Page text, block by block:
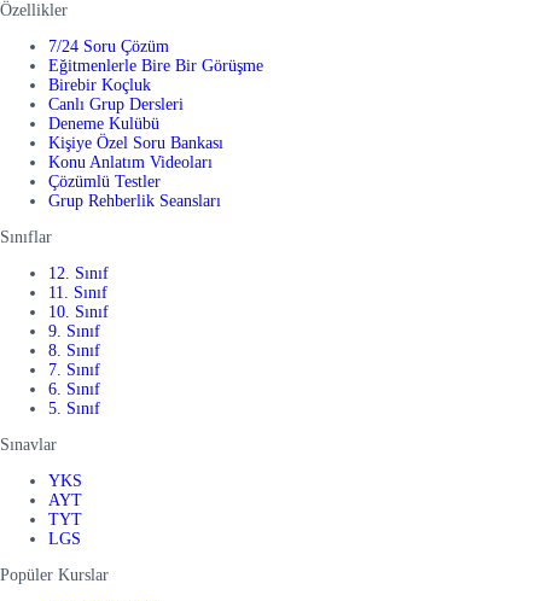
Özellikler
7/24 Soru Çözüm
Eğitmenlerle Bire Bir Görüşme
Birebir Koçluk
Canlı Grup Dersleri
Deneme Kulübü
Kişiye Özel Soru Bankası
Konu Anlatım Videoları
Çözümlü Testler
Grup Rehberlik Seansları
Sınıflar
12. Sınıf
11. Sınıf
10. Sınıf
9. Sınıf
8. Sınıf
7. Sınıf
6. Sınıf
5. Sınıf
Sınavlar
YKS
AYT
TYT
LGS
Popüler Kurslar